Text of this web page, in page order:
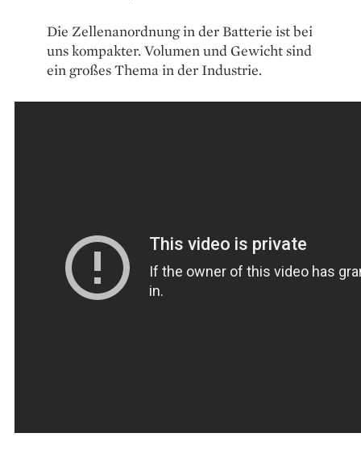
Die Zellenanordnung in der Batterie ist bei
uns kompakter. Volumen und Gewicht sind
ein großes Thema in der Industrie.